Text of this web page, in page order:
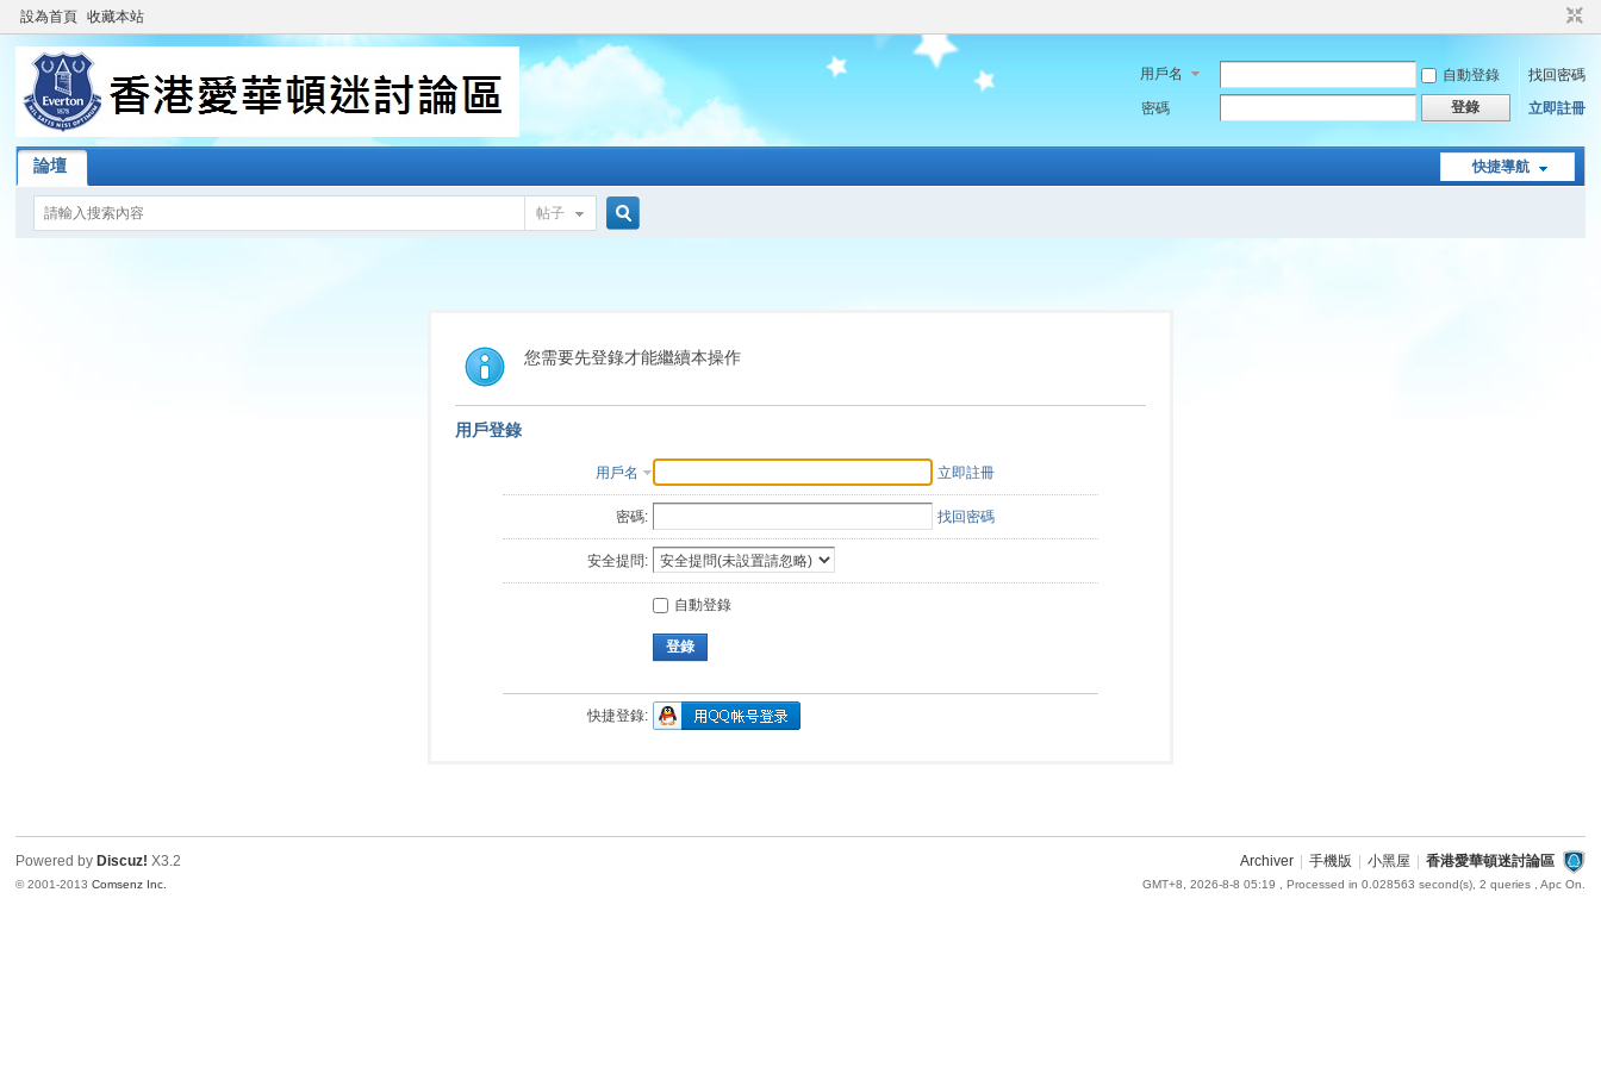
設為首頁 收藏本站
用戶名 自動登錄
找回密碼
密碼
登錄 立即註冊
快捷導航
論壇
帖子
索
您需要先登錄才能繼續本操作
用戶登錄
用戶名 立即註冊
密碼: 找回密碼
安全提問:
自動登錄
登錄
快捷登錄:
Archiver 手機版 小黑屋 香港愛華頓迷討論區
GMT+8, 2026-8-8 05:19 , Processed in 0.028563 second(s), 2 queries , Apc On.
Powered by Discuz! X3.2
© 2001-2013Comsenz Inc.